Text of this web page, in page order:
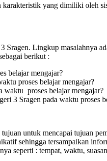
yang dimiliki oleh
Lingkup masalahnya
berikut :
belajar mengajar?
proses belajar mengajar?
proses belajar mengajar?
3 Sragen pada waktu proses
untuk mencapai tujuan
sehingga tersampaikan
seperti : tempat, waktu,